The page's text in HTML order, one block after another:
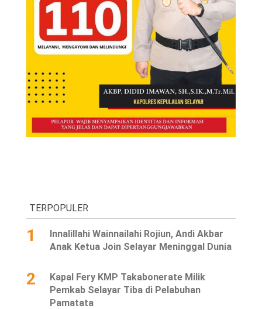
TERPOPULER
1
Innalillahi Wainnailahi Rojiun, Andi Akbar
Anak Ketua Join Selayar Meninggal Dunia
2
Kapal Fery KMP Takabonerate Milik
Pemkab Selayar Tiba di Pelabuhan
Pamatata